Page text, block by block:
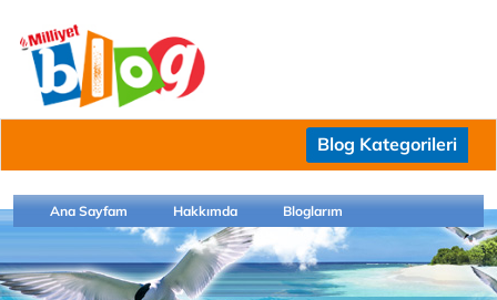
Blog Kategorileri
Ana Sayfam Hakkımda Bloglarım